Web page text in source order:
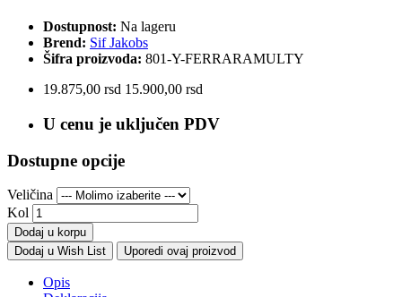
Dostupnost: Na lageru
Brend: Sif Jakobs
Šifra proizvoda: 801-Y-FERRARAMULTY
19.875,00 rsd 15.900,00 rsd
U cenu je uključen PDV
Dostupne opcije
Veličina
Kol
Dodaj u korpu
Dodaj u Wish List
Uporedi ovaj proizvod
Opis